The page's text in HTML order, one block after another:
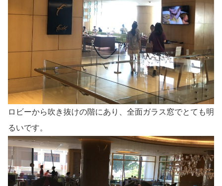
ロビーから吹き抜けの階にあり、全面ガラス窓でとても明
るいです。